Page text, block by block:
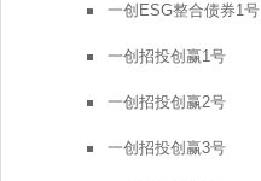
一创ESG整合债券1号
一创招投创赢1号
一创招投创赢2号
一创招投创赢3号